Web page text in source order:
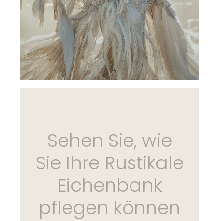
Sehen Sie, wie
Sie Ihre Rustikale
Eichenbank
pflegen können